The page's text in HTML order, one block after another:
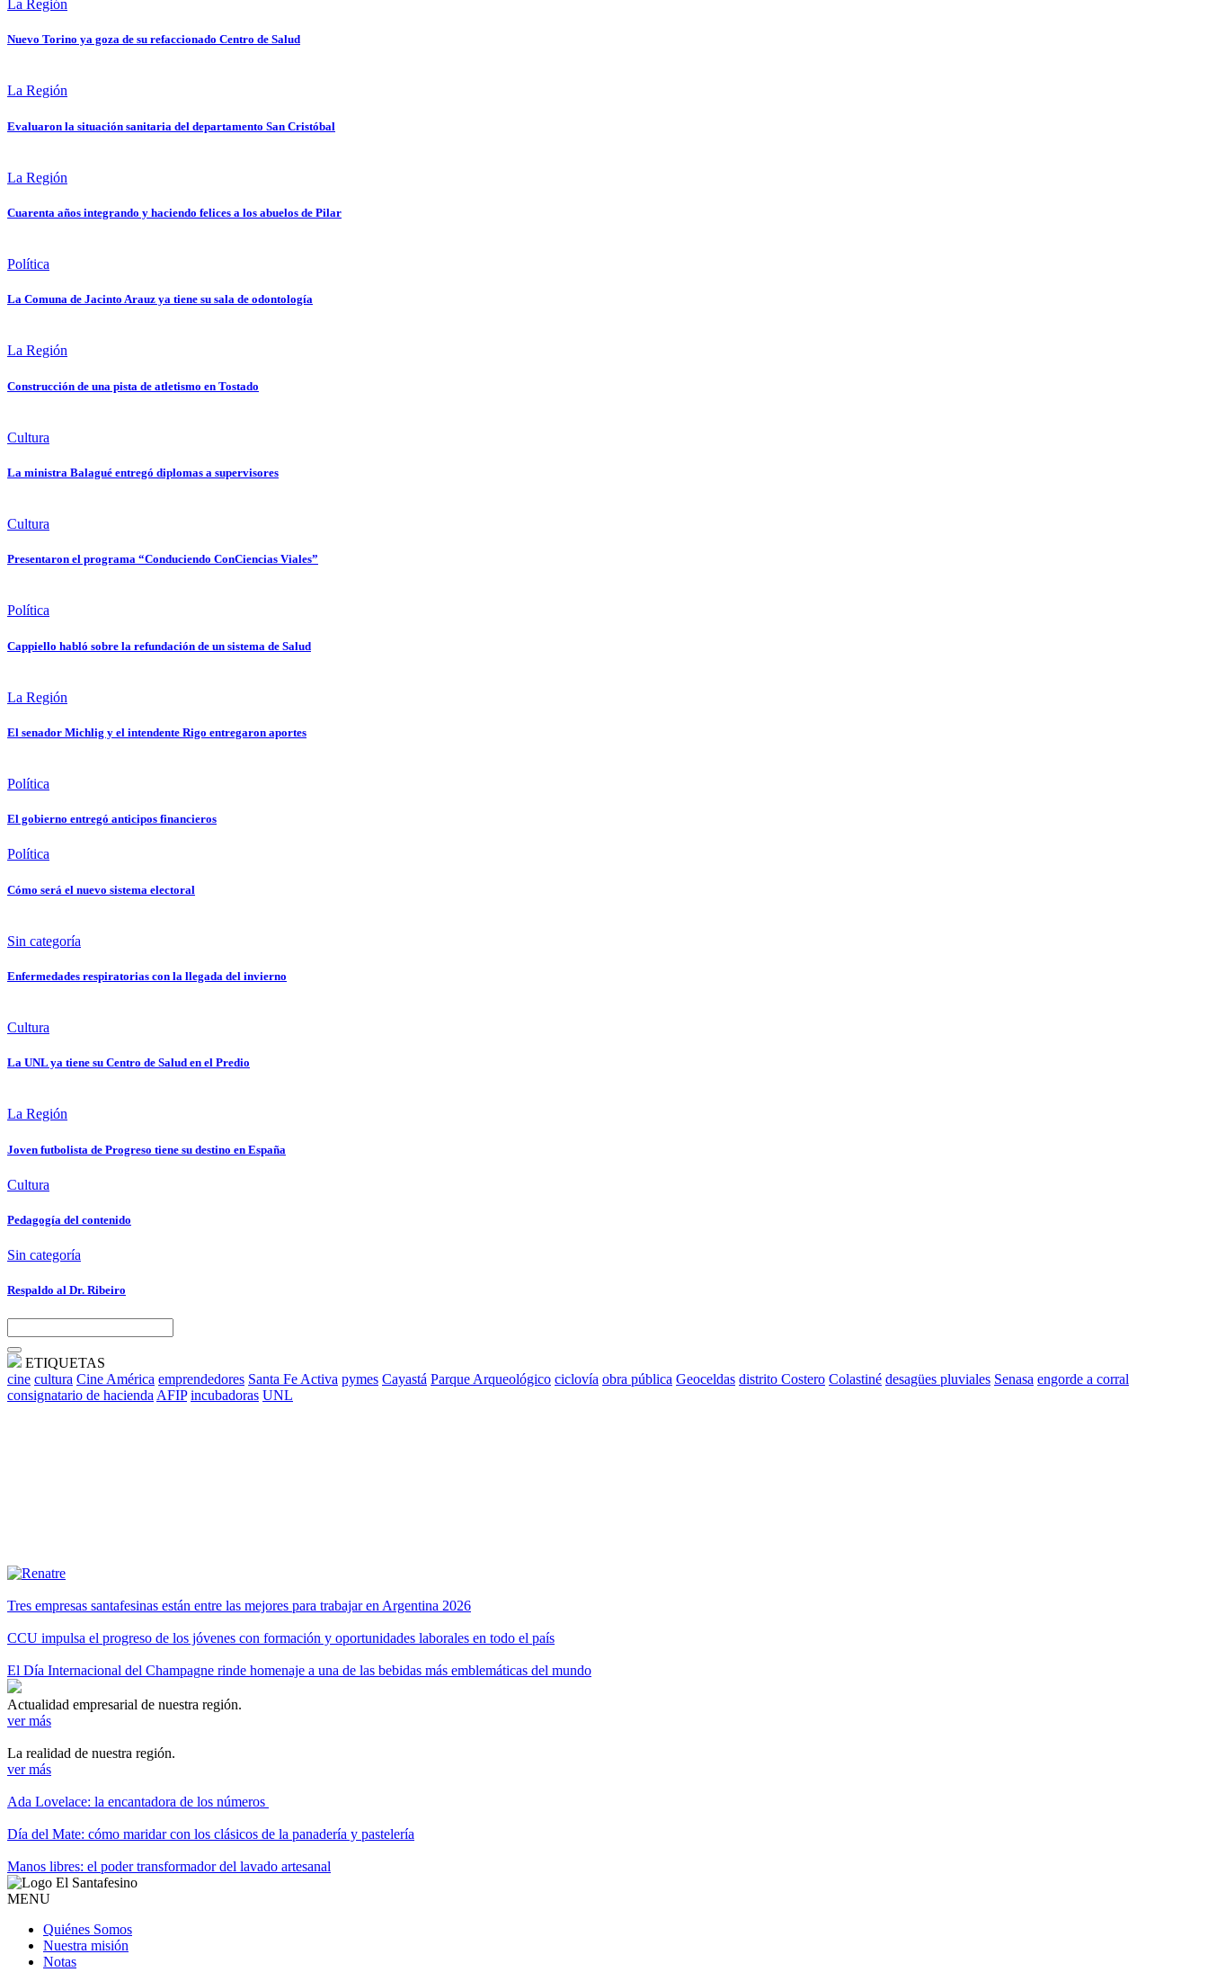
La Región
Nuevo Torino ya goza de su refaccionado Centro de Salud
La Región
Evaluaron la situación sanitaria del departamento San Cristóbal
La Región
Cuarenta años integrando y haciendo felices a los abuelos de Pilar
Política
La Comuna de Jacinto Arauz ya tiene su sala de odontología
La Región
Construcción de una pista de atletismo en Tostado
Cultura
La ministra Balagué entregó diplomas a supervisores
Cultura
Presentaron el programa “Conduciendo ConCiencias Viales”
Política
Cappiello habló sobre la refundación de un sistema de Salud
La Región
El senador Michlig y el intendente Rigo entregaron aportes
Política
El gobierno entregó anticipos financieros
Política
Cómo será el nuevo sistema electoral
Sin categoría
Enfermedades respiratorias con la llegada del invierno
Cultura
La UNL ya tiene su Centro de Salud en el Predio
La Región
Joven futbolista de Progreso tiene su destino en España
Cultura
Pedagogía del contenido
Sin categoría
Respaldo al Dr. Ribeiro
ETIQUETAS
cine cultura Cine América emprendedores Santa Fe Activa pymes Cayastá Parque Arqueológico ciclovía obra pública Geoceldas distrito Costero Colastiné desagües pluviales Senasa engorde a corral
consignatario de hacienda AFIP incubadoras UNL
Tres empresas santafesinas están entre las mejores para trabajar en Argentina 2026
CCU impulsa el progreso de los jóvenes con formación y oportunidades laborales en todo el país
El Día Internacional del Champagne rinde homenaje a una de las bebidas más emblemáticas del mundo
Actualidad empresarial de nuestra región.
ver más
La realidad de nuestra región.
ver más
Ada Lovelace: la encantadora de los números
Día del Mate: cómo maridar con los clásicos de la panadería y pastelería
Manos libres: el poder transformador del lavado artesanal
MENU
Quiénes Somos
Nuestra misión
Notas